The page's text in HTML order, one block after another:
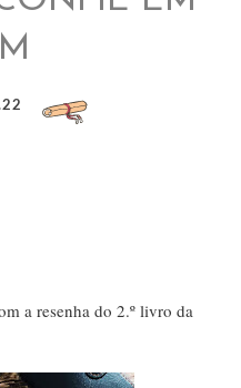
a resenha do 2.º livro da